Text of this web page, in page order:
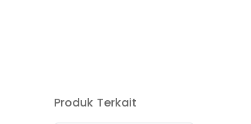
Produk Terkait